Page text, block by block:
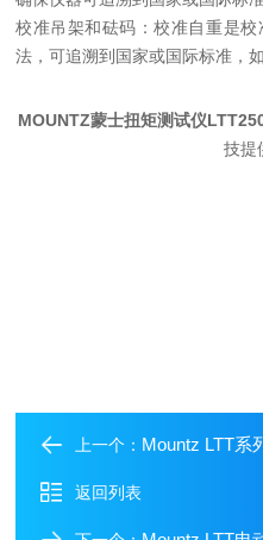
校准吊架和砝码 ：校准自重是
法，可追溯到国家或国际标准，
MOUNTZ蒙士扭矩测试仪
技提
上一个： Mountz LTT系列高精度扭矩
返回列表